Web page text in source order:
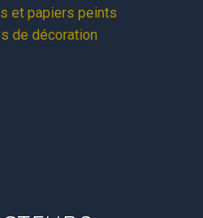
et papiers peints
de décoration